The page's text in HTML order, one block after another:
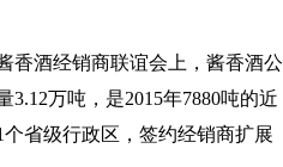
香酒经销商联谊会上，酱香酒公
3.12万吨，是2015年7880吨的近
省级行政区，签约经销商扩展